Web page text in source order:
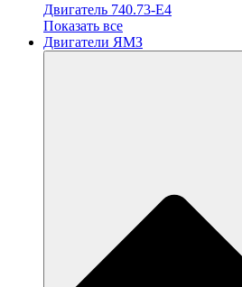
Двигатель 740.73-E4
Показать все
Двигатели ЯМЗ